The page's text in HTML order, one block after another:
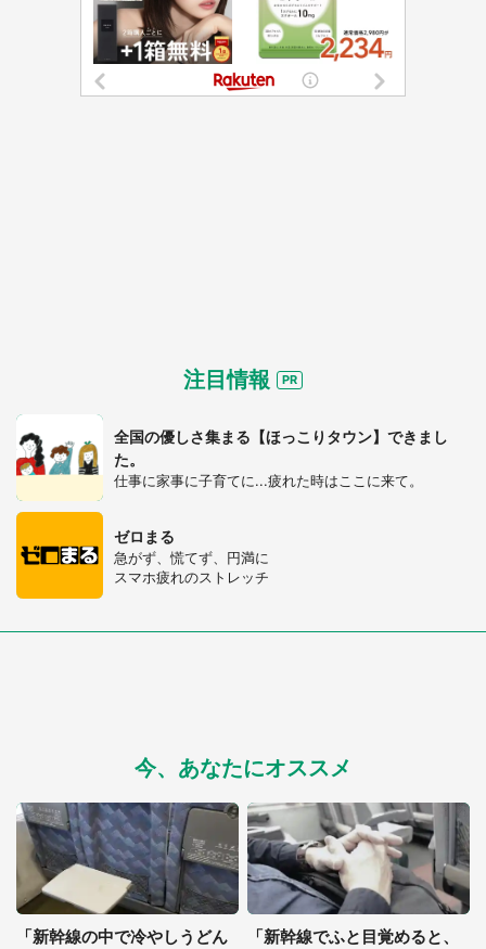
注目情報
全国の優しさ集まる【ほっこりタウン】できまし
た。
仕事に家事に子育てに...疲れた時はここに来て。
ゼロまる
急がず、慌てず、円満に
スマホ疲れのストレッチ
今、あなたにオススメ
「新幹線の中で冷やしうどん
「新幹線でふと目覚めると、